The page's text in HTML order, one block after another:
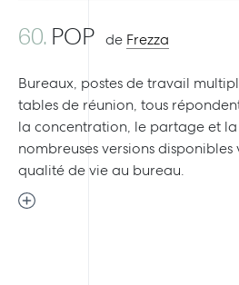
60. POP de Frezza
Bureaux, postes de travail
tables de réunion, tous
la concentration, le partage et
nombreuses versions
qualité de vie au bureau.